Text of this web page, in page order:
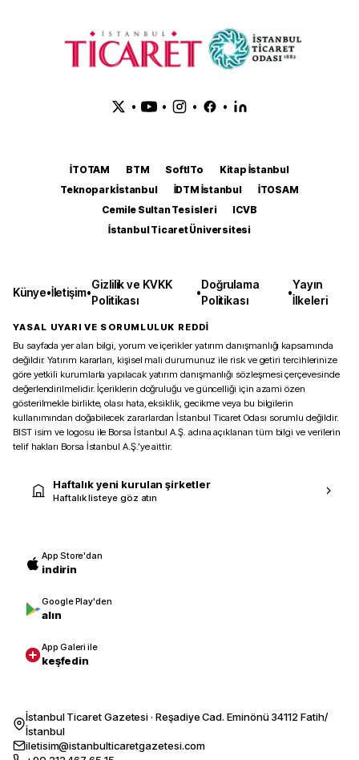
• • • •
İTOTAM BTM SoftITo
Kitap İstanbul
Teknopark İstanbul
İDTM İstanbul
İTOSAM
Cemile Sultan Tesisleri
ICVB
İstanbul Ticaret Üniversitesi
Künye•İletişim•
Gizlilik ve KVKK
Politikası
•
Doğrulama
Politikası
•
Yayın
İlkeleri
YASAL UYARI VE SORUMLULUK REDDİ
Bu sayfada yer alan bilgi, yorum ve içerikler yatırım danışmanlığı kapsamında
değildir. Yatırım kararları, kişisel mali durumunuz ile risk ve getiri tercihlerinize
göre yetkili kurumlarla yapılacak yatırım danışmanlığı sözleşmesi çerçevesinde
değerlendirilmelidir. İçeriklerin doğruluğu ve güncelliği için azami özen
gösterilmekle birlikte, olası hata, eksiklik, gecikme veya bu bilgilerin
kullanımından doğabilecek zararlardan İstanbul Ticaret Odası sorumlu değildir.
BIST isim ve logosu ile Borsa İstanbul A.Ş. adına açıklanan tüm bilgi ve verilerin
telif hakları Borsa İstanbul A.Ş.’ye aittir.
Haftalık yeni kurulan şirketler
Haftalık listeye göz atın
App Store'dan
indirin
Google Play'den
alın
App Galeri ile
keşfedin
İstanbul Ticaret Gazetesi · Reşadiye Cad. Eminönü 34112 Fatih/
İstanbul
iletisim@istanbulticaretgazetesi.com